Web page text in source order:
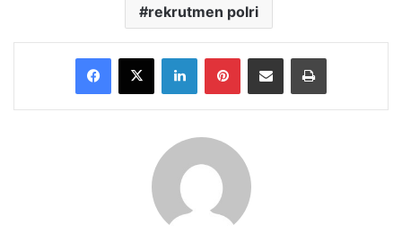
rekrutmen polri
Facebook
X LinkedInPinterestShare via Email Print